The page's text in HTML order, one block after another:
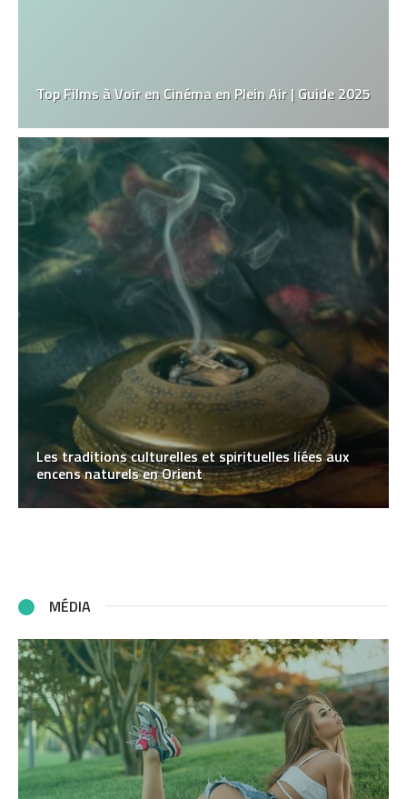
Top Films à Voir en Cinéma en Plein Air | Guide 2025
Les traditions culturelles et spirituelles liées aux
encens naturels en Orient
MÉDIA